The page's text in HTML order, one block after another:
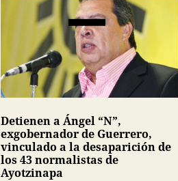
Detienen a Ángel “N”,
exgobernador de Guerrero,
vinculado a la desaparición de
los 43 normalistas de
Ayotzinapa